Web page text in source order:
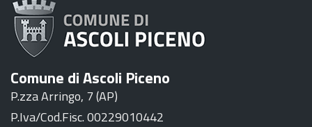
Comune di Ascoli Piceno
P.zza Arringo, 7 (AP)
P.Iva/Cod.Fisc. 00229010442